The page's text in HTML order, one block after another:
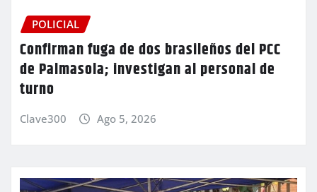
POLICIAL
Confirman fuga de dos brasileños del PCC
de Palmasola; investigan al personal de
turno
Clave300 Ago 5, 2026